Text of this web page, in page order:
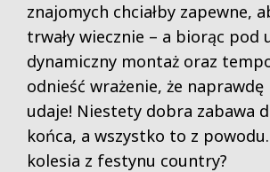
znajomych chciałby zapewne,
trwały wiecznie – a biorąc pod
dynamiczny montaż oraz
odnieść wrażenie, że
udaje! Niestety dobra zabawa
końca, a wszystko to z
kolesia z festynu country?